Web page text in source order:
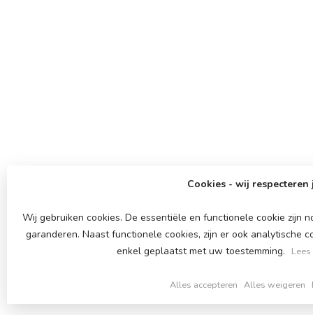
Cookies - wij respecteren
Wij gebruiken cookies. De essentiële en functionele cookie zijn
garanderen. Naast functionele cookies, zijn er ook analytische
enkel geplaatst met uw toestemming.
Alles accepteren Alles weigeren